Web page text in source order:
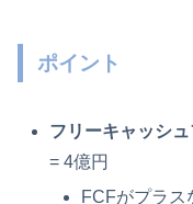
ポイント
フリーキャッシュ
= 4億円
FCFがプラス